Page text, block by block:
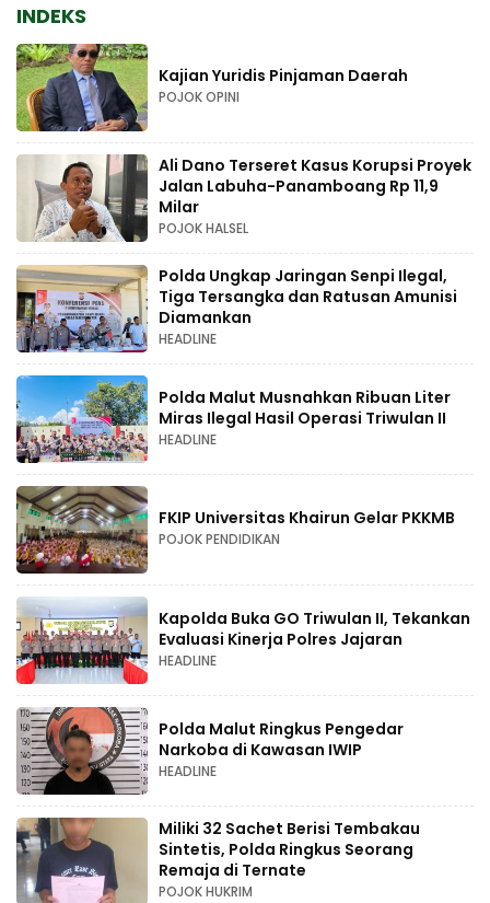
INDEKS
Kajian Yuridis Pinjaman Daerah
POJOK OPINI
Ali Dano Terseret Kasus Korupsi Proyek
Jalan Labuha-Panamboang Rp 11,9
Milar
POJOK HALSEL
Polda Ungkap Jaringan Senpi Ilegal,
Tiga Tersangka dan Ratusan Amunisi
Diamankan
HEADLINE
Polda Malut Musnahkan Ribuan Liter
Miras Ilegal Hasil Operasi Triwulan II
HEADLINE
FKIP Universitas Khairun Gelar PKKMB
POJOK PENDIDIKAN
Kapolda Buka GO Triwulan II, Tekankan
Evaluasi Kinerja Polres Jajaran
HEADLINE
Polda Malut Ringkus Pengedar
Narkoba di Kawasan IWIP
HEADLINE
Miliki 32 Sachet Berisi Tembakau
Sintetis, Polda Ringkus Seorang
Remaja di Ternate
POJOK HUKRIM